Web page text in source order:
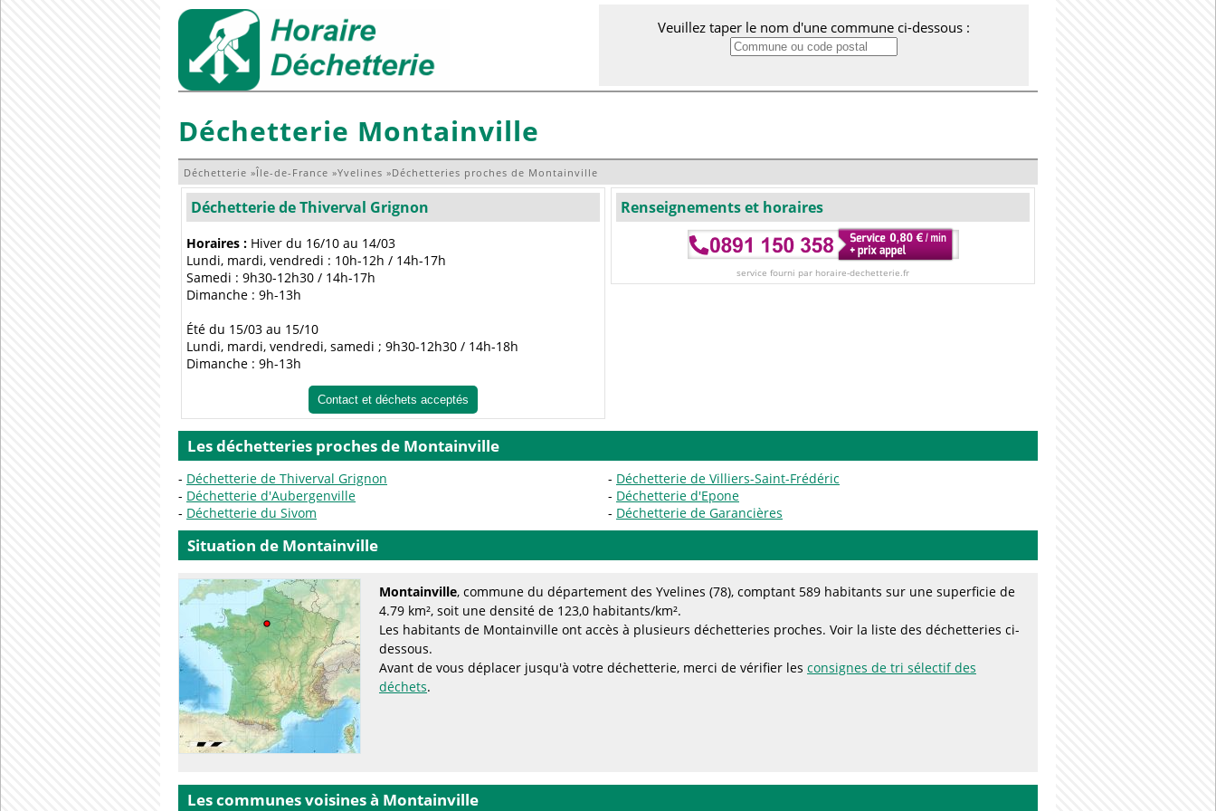
Veuillez taper le nom d'une commune ci-dessous :
Déchetterie Montainville
Déchetterie »Île-de-France »Yvelines »Déchetteries proches de Montainville
Déchetterie de Thiverval Grignon
Horaires : Hiver du 16/10 au 14/03
Lundi, mardi, vendredi : 10h-12h / 14h-17h
Samedi : 9h30-12h30 / 14h-17h
Dimanche : 9h-13h
Été du 15/03 au 15/10
Lundi, mardi, vendredi, samedi ; 9h30-12h30 / 14h-18h
Dimanche : 9h-13h
Contact et déchets acceptés
Renseignements et horaires
service fourni par horaire-dechetterie.fr
Les déchetteries proches de Montainville
Déchetterie de Thiverval Grignon
Déchetterie de Villiers-Saint-Frédéric
Déchetterie d'Aubergenville
Déchetterie d'Epone
Déchetterie du Sivom
Déchetterie de Garancières
Situation de Montainville
Montainville, commune du département des Yvelines (78), comptant 589 habitants sur une superficie de
4.79 km², soit une densité de 123,0 habitants/km².
Les habitants de Montainville ont accès à plusieurs déchetteries proches. Voir la liste des déchetteries ci-
dessous.
Avant de vous déplacer jusqu'à votre déchetterie, merci de vérifier les consignes de tri sélectif des
déchets.
Les communes voisines à Montainville